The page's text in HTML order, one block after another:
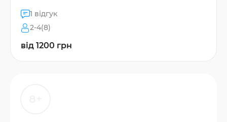
1 відгук
2-4(8)
від 1200 грн